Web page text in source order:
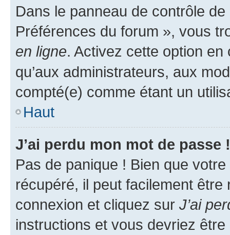
Dans le panneau de contrôle
Préférences du forum », vous
en ligne. Activez cette option
qu’aux administrateurs, aux
compté(e) comme étant un
Haut
J’ai perdu mon mot de passe !
Pas de panique ! Bien que
récupéré, il peut facilement
connexion et cliquez sur J’ai
instructions et vous devriez